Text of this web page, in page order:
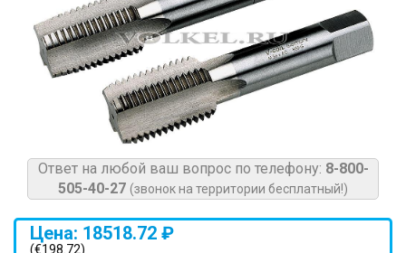
Ответ на любой ваш вопрос по телефону: 8-800-
505-40-27 (звонок на территории бесплатный!)
Цена: 18518.72 ₽
(€198.72)